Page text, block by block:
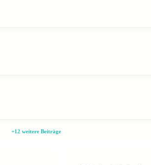
+12 weitere Beiträge